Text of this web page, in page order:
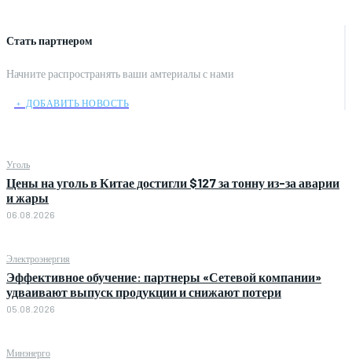
Стать партнером
Начните распространять ваши амтериалы с нами
﹢ ДОБАВИТЬ НОВОСТЬ
Уголь
Цены на уголь в Китае достигли $127 за тонну из-за аварии
и жары
06.08.2026
Электроэнергия
Эффективное обучение: партнеры «Сетевой компании»
удваивают выпуск продукции и снижают потери
05.08.2026
Минэнерго